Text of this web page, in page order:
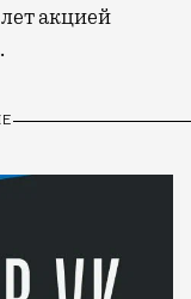
акцией